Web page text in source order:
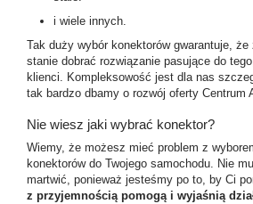
i wiele innych.
Tak duży wybór konektorów gwarantuje,
stanie dobrać rozwiązanie pasujące do
klienci. Kompleksowość jest dla nas
tak bardzo dbamy o rozwój oferty Centrum
Nie wiesz jaki wybrać konektor?
Wiemy, że możesz mieć problem z
konektorów do Twojego samochodu. Nie
martwić, ponieważ jesteśmy po to, by Ci
z przyjemnością pomogą i wyjaśnią